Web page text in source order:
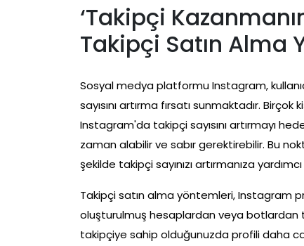
‘Takipçi
Takipçi Satın Alma
Sosyal medya platformu Instagram,
sayısını artırma fırsatı sunmaktadır.
Instagram'da takipçi sayısını artırmayı
zaman alabilir ve sabır gerektirebilir. Bu
şekilde takipçi sayınızı artırmanıza
Takipçi satın alma yöntemleri, Instagram
oluşturulmuş hesaplardan veya
takipçiye sahip olduğunuzda profili daha